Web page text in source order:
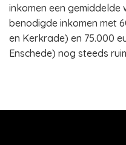
inkomen een gemiddelde
benodigde inkomen met
en Kerkrade) en 75.000
Enschede) nog steeds